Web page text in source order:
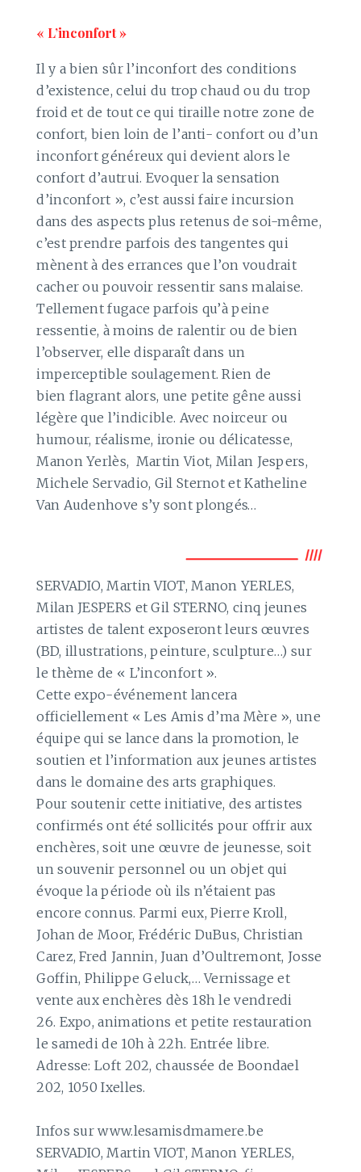
« L’inconfort »
Il y a bien sûr l’inconfort des conditions
d’existence, celui du trop chaud ou du trop
froid et de tout ce qui tiraille notre zone de
confort, bien loin de l’anti- confort ou d’un
inconfort généreux qui devient alors le
confort d’autrui. Evoquer la sensation
d’inconfort », c’est aussi faire incursion
dans des aspects plus retenus de soi-même,
c’est prendre parfois des tangentes qui
mènent à des errances que l’on voudrait
cacher ou pouvoir ressentir sans malaise.
Tellement fugace parfois qu’à peine
ressentie, à moins de ralentir ou de bien
l’observer, elle disparaît dans un
imperceptible soulagement. Rien de
bien flagrant alors, une petite gêne aussi
légère que l’indicible. Avec noirceur ou
humour, réalisme, ironie ou délicatesse,
Manon Yerlès, Martin Viot, Milan Jespers,
Michele Servadio, Gil Sternot et Katheline
Van Audenhove s’y sont plongés…
SERVADIO, Martin VIOT, Manon YERLES,
Milan JESPERS et Gil STERNO, cinq jeunes
artistes de talent exposeront leurs œuvres
(BD, illustrations, peinture, sculpture…) sur
le thème de « L’inconfort ».
Cette expo-événement lancera
officiellement « Les Amis d’ma Mère », une
équipe qui se lance dans la promotion, le
soutien et l’information aux jeunes artistes
dans le domaine des arts graphiques.
Pour soutenir cette initiative, des artistes
confirmés ont été sollicités pour offrir aux
enchères, soit une œuvre de jeunesse, soit
un souvenir personnel ou un objet qui
évoque la période où ils n’étaient pas
encore connus. Parmi eux, Pierre Kroll,
Johan de Moor, Frédéric DuBus, Christian
Carez, Fred Jannin, Juan d’Oultremont, Josse
Goffin, Philippe Geluck,… Vernissage et
vente aux enchères dès 18h le vendredi
26. Expo, animations et petite restauration
le samedi de 10h à 22h. Entrée libre.
Adresse: Loft 202, chaussée de Boondael
202, 1050 Ixelles.
Infos sur www.lesamisdmamere.be
SERVADIO, Martin VIOT, Manon YERLES,